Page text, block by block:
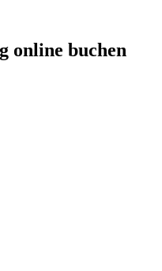
online buchen